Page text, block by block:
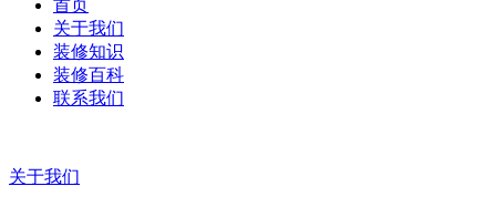
首页
关于我们
装修知识
装修百科
联系我们
关于我们